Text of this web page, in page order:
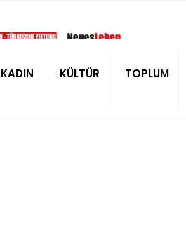
KADIN KÜLTÜR TOPLUM